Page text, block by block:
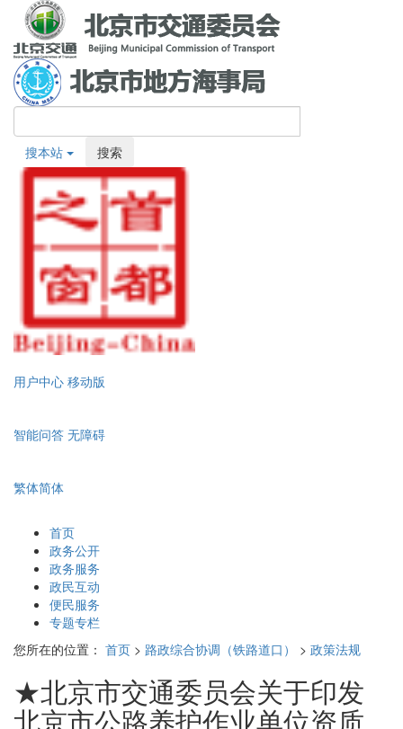
搜本站 搜索
用户中心 移动版
智能问答 无障碍
繁体简体
首页
政务公开
政务服务
政民互动
便民服务
专题专栏
您所在的位置： 首页 > 路政综合协调（铁路道口） > 政策法规
★北京市交通委员会关于印发
北京市公路养护作业单位资质